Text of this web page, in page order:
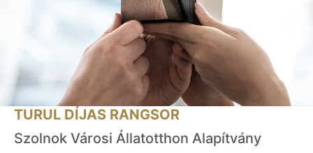
TURUL DÍJAS RANGSOR
Szolnok Városi Állatotthon Alapítvány